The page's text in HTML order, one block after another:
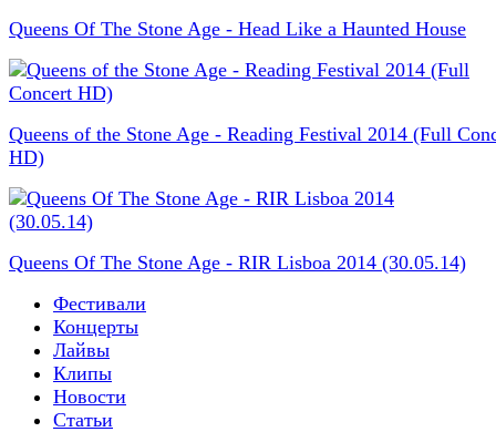
Queens Of The Stone Age - Head Like a Haunted House
Queens of the Stone Age - Reading Festival 2014 (Full
HD)
Queens Of The Stone Age - RIR Lisboa 2014 (30.05.14)
Фестивали
Концерты
Лайвы
Клипы
Новости
Статьи